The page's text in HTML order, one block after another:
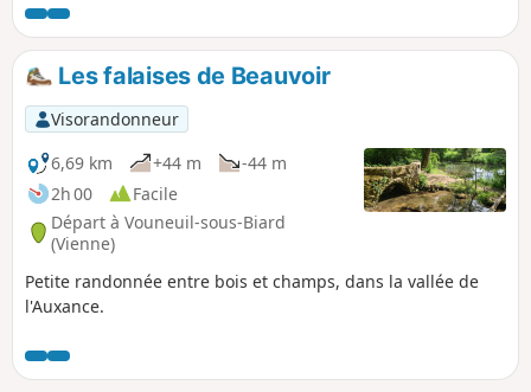
beaux paysages grâce notamment aux
chirons (appellation locale pour
désigner les boules de granite).
Les falaises de Beauvoir
Visorandonneur
6,69 km
+44 m
-44 m
2h 00
Facile
Départ à Vouneuil-sous-Biard
(Vienne)
Petite randonnée entre bois et champs, dans la vallée de
l'Auxance.